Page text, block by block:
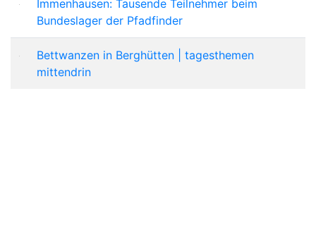
Immenhausen: Tausende Teilnehmer beim
Bundeslager der Pfadfinder
Bettwanzen in Berghütten | tagesthemen
mittendrin